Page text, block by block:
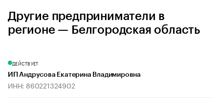
Другие предприниматели в
регионе — Белгородская область
ДЕЙСТВУЕТ
ИП Андрусова Екатерина Владимировна
ИНН: 860221324902